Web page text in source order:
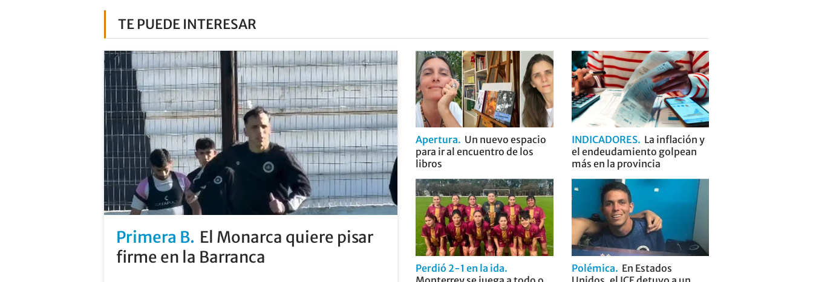
TE PUEDE INTERESAR
Primera B El Monarca quiere pisar
firme en la Barranca
Apertura
Un nuevo espacio
para ir al encuentro de los
libros
INDICADORES
La inflación y
el endeudamiento golpean
más en la provincia
Perdió 2-1 en la ida
Polémica
En Estados